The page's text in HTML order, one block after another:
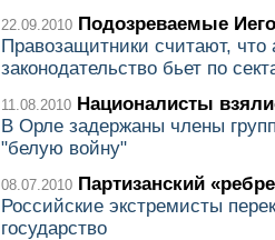
22.09.2010 Подозреваемые
Правозащитники считают, что
законодательство бьет по
11.08.2010 Националисты
В Орле задержаны члены
"белую войну"
08.07.2010 Партизанский
Российские экстремисты
государство